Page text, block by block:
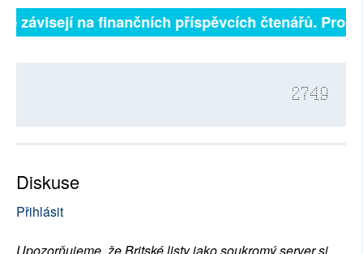
závisejí na finančních příspěvcích čtenářů.
2749
Diskuse
Přihlásit
Upozorňujeme, že Britské listy jako soukromý server si